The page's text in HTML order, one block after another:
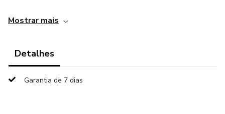
Vai chegar na prova e ser surpreendido por um estilo de
Este é um erro fatal. Cada banca tem seu "jeitão" de cobrar
a lei, o português e as específicas. Um ponto perdido por
não conhecer a banca te joga centenas de posições para
Mostrar mais
Detalhes
Garantia de 7 dias